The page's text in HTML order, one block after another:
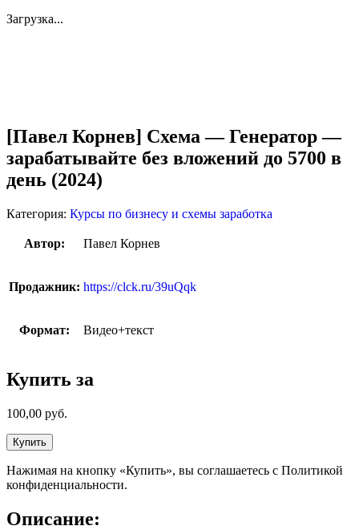
Загрузка...
[Павел Корнев] Схема — Генератор —
зарабатывайте без вложений до 5700 в
день (2024)
Категория: Курсы по бизнесу и схемы заработка
Автор: Павел Корнев
Продажник: https://clck.ru/39uQqk
Формат: Видео+текст
Купить за
100,00 руб.
Купить
Нажимая на кнопку «Купить», вы соглашаетесь с Политикой
конфиденциальности.
Описание: